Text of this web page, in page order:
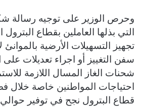
وحرص الوزير على توجيه رسالة
التي بذلها العاملين بقطاع
تجهيز التسهيلات الأرضية
سفن التغييز أو اجراء تعديلات على
شحنات الغاز المسال اللازمة
احتياجات المواطنين خاصة خلال